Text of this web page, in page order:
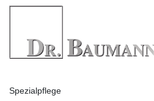
Spezialpflege